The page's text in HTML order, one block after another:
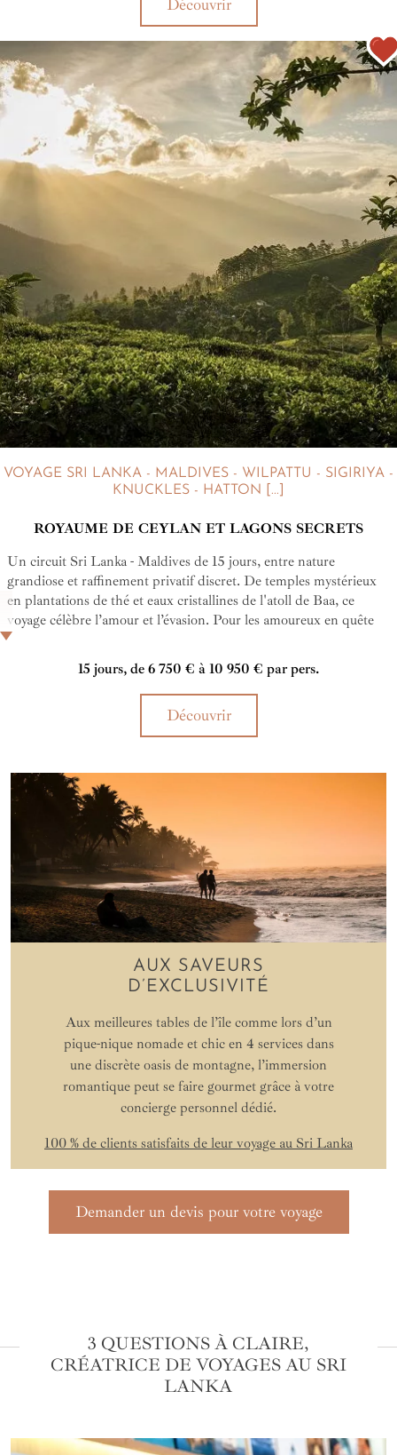
Découvrir
VOYAGE SRI LANKA - MALDIVES - WILPATTU - SIGIRIYA -
KNUCKLES - HATTON [...]
ROYAUME DE CEYLAN ET LAGONS SECRETS
Un circuit Sri Lanka - Maldives de 15 jours, entre nature
grandiose et raffinement privatif discret. De temples mystérieux
en plantations de thé et eaux cristallines de l'atoll de Baa, ce
voyage célèbre l’amour et l’évasion. Pour les amoureux en quête
d’ailleurs, de beauté, de temps suspendu et, peut-être,
d'inspiration pour une lune de miel.
15 jours, de 6 750 € à 10 950 € par pers.
Découvrir
AUX SAVEURS
D’EXCLUSIVITÉ
Aux meilleures tables de l’île comme lors d’un
pique-nique nomade et chic en 4 services dans
une discrète oasis de montagne, l’immersion
romantique peut se faire gourmet grâce à votre
concierge personnel dédié.
100 % de clients satisfaits de leur voyage au Sri Lanka
Demander un devis pour votre voyage
3 QUESTIONS À CLAIRE,
CRÉATRICE DE VOYAGES AU SRI
LANKA